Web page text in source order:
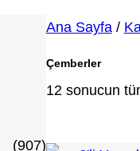
9079
Ana Sayfa/
Çemberler
12 sonucun